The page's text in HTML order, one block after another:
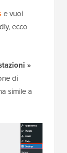
e vuoi
ecco
»
di
simile a